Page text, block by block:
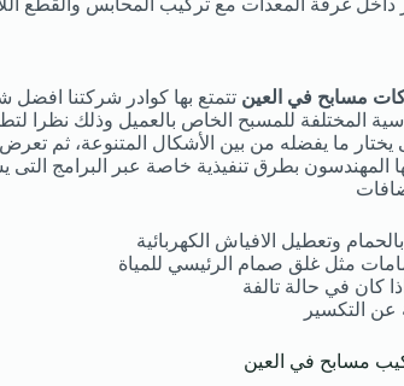
داخل غرفة المعدات مع تركيب المحابس والقطع
مسابح في العين تتمتع بها كوادر شركتنا افضل
المختلفة للمسبح الخاص بالعميل وذلك نظرا
يختار ما يفضله من بين الأشكال المتنوعة، ثم
بطرق تنفيذية خاصة عبر البرامج التى
وتعطيل الافياش الكهربائية
مثل غلق صمام الرئيسي للمياة
كان في حالة تالفة
عن التكسير
مسابح في العين